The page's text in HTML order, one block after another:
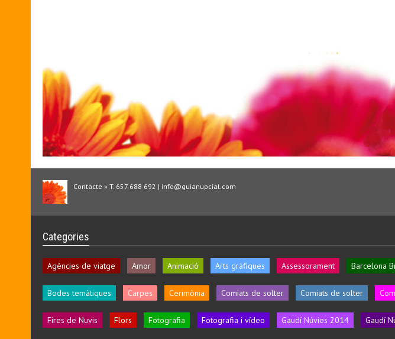
Contacte » T. 657 688 692 | info@guianupcial.com
Categories
Agències de viatge Amor Animació Arts gràfiques Assessorament Barcelona
Bodes temàtiques Carpes Cerimònia Comiats de solter Comiats de solter
Fires de Nuvis Flors Fotografia Fotografia i vídeo Gaudí Núvies 2014 Gaudí